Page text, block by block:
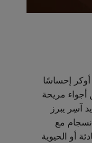
إحساسًا
أجواء مريحة
آسِر يبرز
مع
أو الحيوية